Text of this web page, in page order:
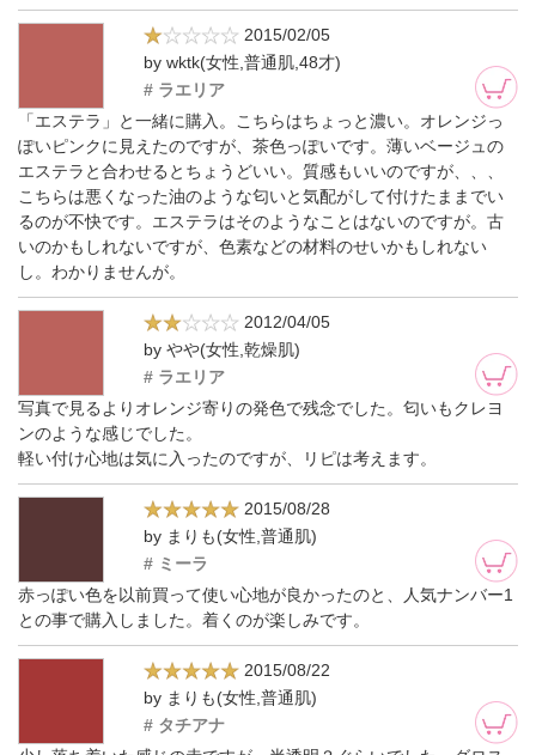
2015/02/05
by wktk(女性,普通肌,48才)
# ラエリア
「エステラ」と一緒に購入。こちらはちょっと濃い。オレンジっ
ぽいピンクに見えたのですが、茶色っぽいです。薄いベージュの
エステラと合わせるとちょうどいい。質感もいいのですが、、、
こちらは悪くなった油のような匂いと気配がして付けたままでい
るのが不快です。エステラはそのようなことはないのですが。古
いのかもしれないですが、色素などの材料のせいかもしれない
し。わかりませんが。
2012/04/05
by やや(女性,乾燥肌)
# ラエリア
写真で見るよりオレンジ寄りの発色で残念でした。匂いもクレヨ
ンのような感じでした。
軽い付け心地は気に入ったのですが、リピは考えます。
2015/08/28
by まりも(女性,普通肌)
# ミーラ
赤っぽい色を以前買って使い心地が良かったのと、人気ナンバー1
との事で購入しました。着くのが楽しみです。
2015/08/22
by まりも(女性,普通肌)
# タチアナ